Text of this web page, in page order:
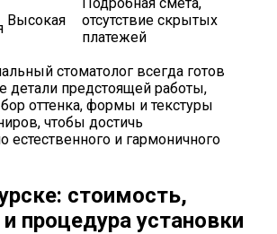
Высокая
отсутствие скрытых
платежей
стоматолог всегда готов
детали предстоящей работы,
оттенка, формы и текстуры
чтобы достичь
естественного и гармоничного
стоимость,
процедура установки